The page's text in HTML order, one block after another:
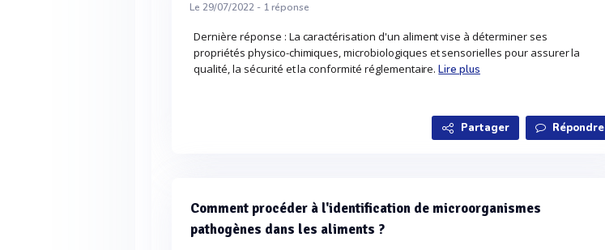
Le 29/07/2022 - 1réponse
Dernière réponse : La caractérisation d'un aliment vise à déterminer ses
propriétés physico-chimiques, microbiologiques et sensorielles pour assurer la
qualité, la sécurité et la conformité réglementaire.Lire plus
Partager Répondre
Comment procéder à l'identification de microorganismes
pathogènes dans les aliments ?